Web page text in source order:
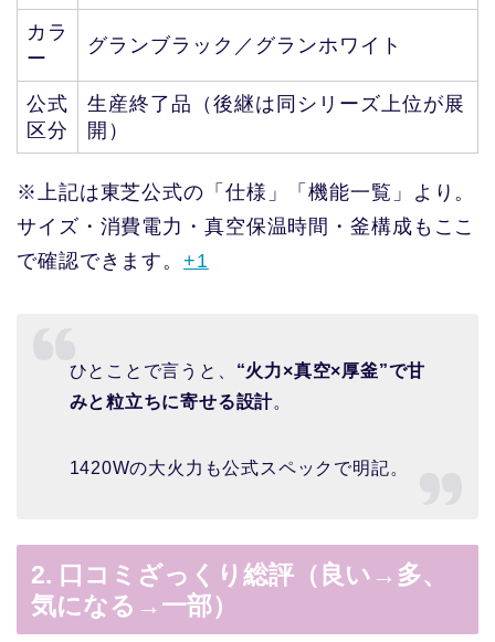
カラ
ー
グランブラック／グランホワイト
公式
区分
生産終了品（後継は同シリーズ上位が展
開）
※上記は東芝公式の「仕様」「機能一覧」より。
サイズ・消費電力・真空保温時間・釜構成もここ
で確認できます。+1
ひとことで言うと、 “火力×真空×厚釜”で甘
みと粒立ちに寄せる設計。
1420Wの大火力も公式スペックで明記。
2. 口コミざっくり総評（良い→多、
気になる→一部）